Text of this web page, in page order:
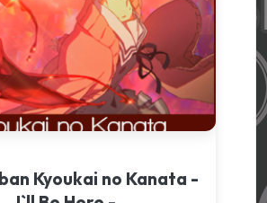
Kyoukai no Kanata -